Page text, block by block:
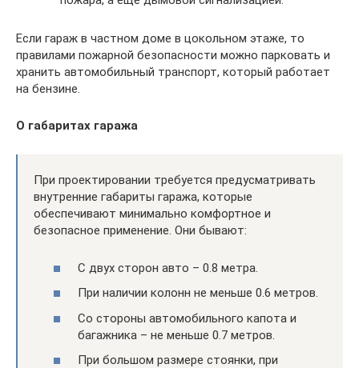
Если гараж в частном доме в цокольном этаже, то
правилами пожарной безопасности можно парковать и
хранить автомобильный транспорт, который работает
на бензине.
О габаритах гаража
При проектировании требуется предусматривать
внутренние габариты гаража, которые
обеспечивают минимально комфортное и
безопасное применение. Они бывают:
С двух сторон авто – 0.8 метра.
При наличии колонн не меньше 0.6 метров.
Со стороны автомобильного капота и
багажника – не меньше 0.7 метров.
При большом размере стоянки, при